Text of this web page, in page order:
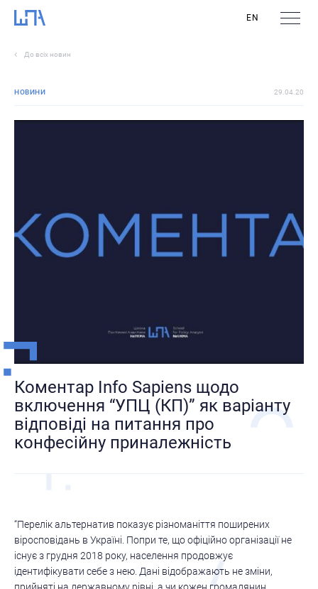
EN
До всіх новин
НОВИНИ 29.04.20
Коментар Info Sapiens щодо
включення “УПЦ (КП)” як варіанту
відповіді на питання про
конфесійну приналежність
“Перелік альтернатив показує різноманіття поширених
віросповідань в Україні. Попри те, що офіційно організації не
існує з грудня 2018 року, населення продовжує
ідентифікувати себе з нею. Дані відображають не зміни,
прийняті на державному рівні, а чи кожен громадянин